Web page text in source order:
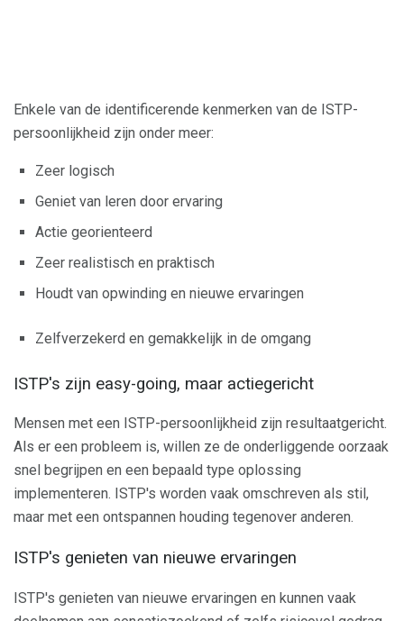
Enkele van de identificerende kenmerken van de ISTP-
persoonlijkheid zijn onder meer:
Zeer logisch
Geniet van leren door ervaring
Actie georienteerd
Zeer realistisch en praktisch
Houdt van opwinding en nieuwe ervaringen
Zelfverzekerd en gemakkelijk in de omgang
ISTP's zijn easy-going, maar actiegericht
Mensen met een ISTP-persoonlijkheid zijn resultaatgericht.
Als er een probleem is, willen ze de onderliggende oorzaak
snel begrijpen en een bepaald type oplossing
implementeren. ISTP's worden vaak omschreven als stil,
maar met een ontspannen houding tegenover anderen.
ISTP's genieten van nieuwe ervaringen
ISTP's genieten van nieuwe ervaringen en kunnen vaak